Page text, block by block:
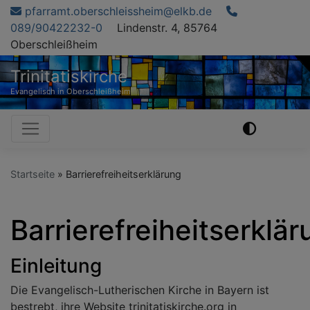
Direkt
zum
Inhalt
pfarramt.oberschleissheim@elkb.de
089/90422232-0
Lindenstr. 4, 85764
Oberschleißheim
Trinitatiskirche
Evangelisch in Oberschleißheim
Hauptnavigation
Startseite Barrierefreiheitserklärung
Einleitung
Die Evangelisch-Lutherischen Kirche in Bayern ist
bestrebt, ihre Website trinitatiskirche.org in